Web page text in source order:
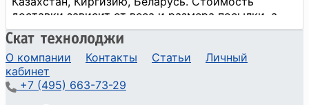
О компании Контакты Статьи
Личный
кабинет
+7 (495) 663-73-29